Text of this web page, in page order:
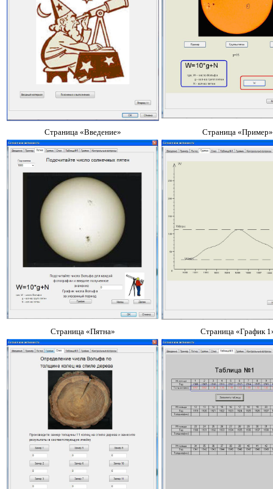
Страница «Введение» Страница «Пример»
Страница «Пятна» Страница «График